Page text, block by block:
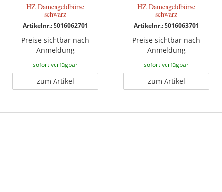
HZ Damengeldbörse
schwarz
Artikelnr.: 5016062701
Preise sichtbar nach
Anmeldung
sofort verfügbar
zum Artikel
HZ Damengeldbörse
schwarz
Artikelnr.: 5016063701
Preise sichtbar nach
Anmeldung
sofort verfügbar
zum Artikel